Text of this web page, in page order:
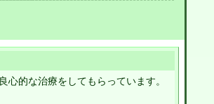
的な治療をしてもらっています。